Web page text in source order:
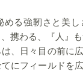
める強靭さと美
携わる、『人』
、日々目の前に
にフィールドを